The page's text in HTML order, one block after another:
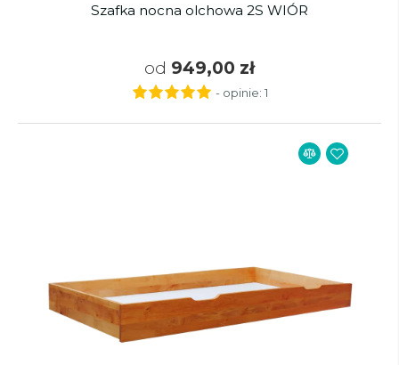
Szafka nocna olchowa 2S WIÓR
od 949,00 zł
- opinie: 1